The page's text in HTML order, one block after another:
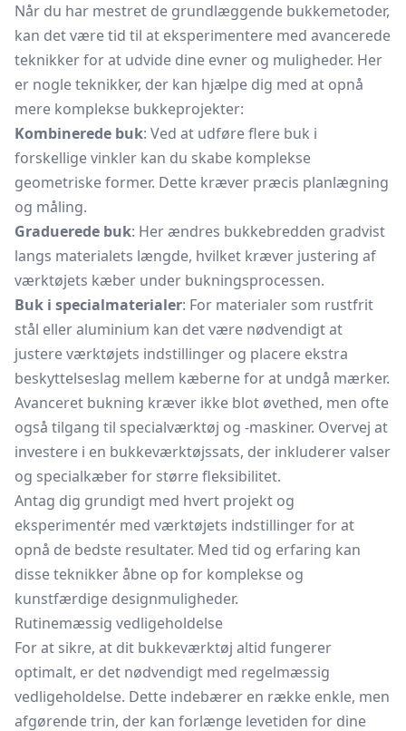
Når du har mestret de grundlæggende bukkemetoder,
kan det være tid til at eksperimentere med avancerede
teknikker for at udvide dine evner og muligheder. Her
er nogle teknikker, der kan hjælpe dig med at opnå
mere komplekse bukkeprojekter:
Kombinerede buk: Ved at udføre flere buk i
forskellige vinkler kan du skabe komplekse
geometriske former. Dette kræver præcis planlægning
og måling.
Graduerede buk: Her ændres bukkebredden gradvist
langs materialets længde, hvilket kræver justering af
værktøjets kæber under bukningsprocessen.
Buk i specialmaterialer: For materialer som rustfrit
stål eller aluminium kan det være nødvendigt at
justere værktøjets indstillinger og placere ekstra
beskyttelseslag mellem kæberne for at undgå mærker.
Avanceret bukning kræver ikke blot øvethed, men ofte
også tilgang til specialværktøj og -maskiner. Overvej at
investere i en bukkeværktøjssats, der inkluderer valser
og specialkæber for større fleksibilitet.
Antag dig grundigt med hvert projekt og
eksperimentér med værktøjets indstillinger for at
opnå de bedste resultater. Med tid og erfaring kan
disse teknikker åbne op for komplekse og
kunstfærdige designmuligheder.
Rutinemæssig vedligeholdelse
For at sikre, at dit bukkeværktøj altid fungerer
optimalt, er det nødvendigt med regelmæssig
vedligeholdelse. Dette indebærer en række enkle, men
afgørende trin, der kan forlænge levetiden for dine